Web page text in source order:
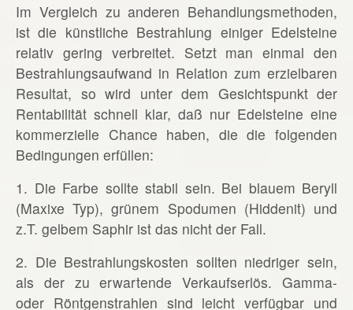
Im Vergleich zu anderen Behandlungsmethoden,
ist die künstliche Bestrahlung einiger Edelsteine
relativ gering verbreitet. Setzt man einmal den
Bestrahlungsaufwand in Relation zum erzielbaren
Resultat, so wird unter dem Gesichtspunkt der
Rentabilität schnell klar, daß nur Edelsteine eine
kommerzielle Chance haben, die die folgenden
Bedingungen erfüllen:
1. Die Farbe sollte stabil sein. Bei blauem Beryll
(Maxixe Typ), grünem Spodumen (Hiddenit) und
z.T. gelbem Saphir ist das nicht der Fall.
2. Die Bestrahlungskosten sollten niedriger sein,
als der zu erwartende Verkaufserlös. Gamma-
oder Röntgenstrahlen sind leicht verfügbar und